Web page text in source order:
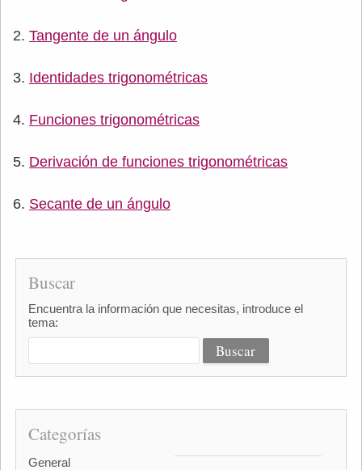
Tangente de un ángulo
Identidades trigonométricas
Funciones trigonométricas
Derivación de funciones trigonométricas
Secante de un ángulo
Buscar
Encuentra la información que necesitas, introduce el
tema:
Categorías
General